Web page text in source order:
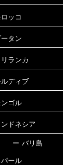
ッコ
タン
リランカ
ルディブ
ンゴル
ンドネシア
ー バリ島
パール